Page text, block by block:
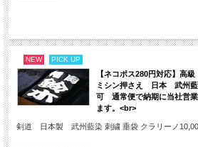
NEW PICK UP
【ネコポス280円対応】
ミシン押さえ 日本 武州
可 通常便で納期に当社営業
ます。<br>
剣道 日本製 武州藍染 刺繍 垂袋 クラリーノ